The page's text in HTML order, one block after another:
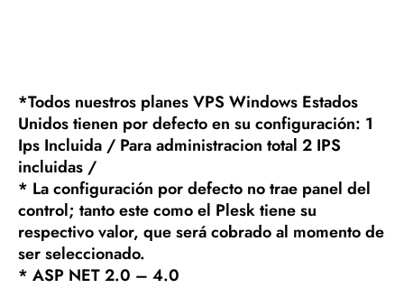
*Todos nuestros planes VPS Windows Estados
Unidos tienen por defecto en su configuración: 1
Ips Incluida / Para administracion total 2 IPS
incluidas /
* La configuración por defecto no trae panel del
control; tanto este como el Plesk tiene su
respectivo valor, que será cobrado al momento de
ser seleccionado.
* ASP NET 2.0 – 4.0